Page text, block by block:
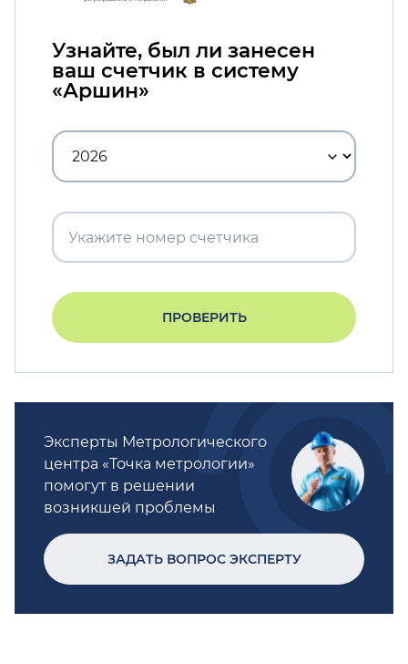
Узнайте, был ли занесен
ваш счетчик в систему
«Аршин»
ПРОВЕРИТЬ
Эксперты Метрологического
центра «Точка метрологии»
помогут в решении
возникшей проблемы
ЗАДАТЬ ВОПРОС ЭКСПЕРТУ